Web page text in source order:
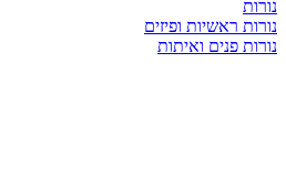
נורות
נורות ראשיות ופיזים
נורות פנים ואיתות